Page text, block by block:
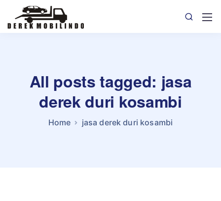
All posts tagged: jasa
derek duri kosambi
Home jasa derek duri kosambi